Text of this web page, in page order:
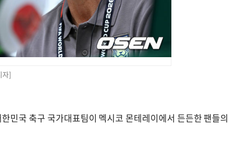
자]
민국 축구 국가대표팀이 멕시코 몬테레이에서 든든한 팬들의